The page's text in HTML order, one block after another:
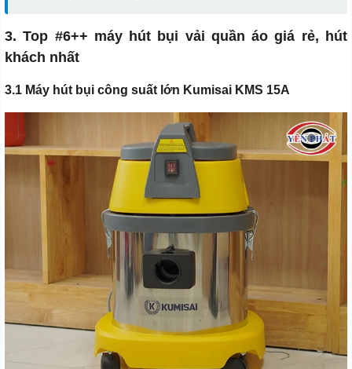
3. Top #6++ máy hút bụi vải quần áo giá rẻ, hút
khách nhất
3.1 Máy hút bụi công suất lớn Kumisai KMS 15A